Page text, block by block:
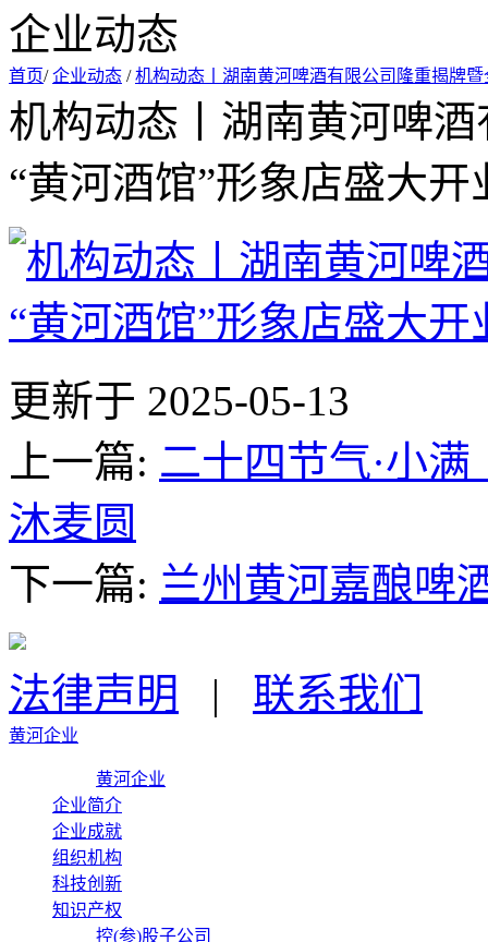
企业动态
首页/ 企业动态 / 机构动态丨湖南黄河啤酒有限公司隆重揭牌
机构动态丨湖南黄河啤
“黄河酒馆”形象店盛大开
更新于 2025-05-13
上一篇: 二十四节气·小
沐麦圆
下一篇: 兰州黄河嘉酿啤
法律声明 | 联系我们
黄河企业
黄河企业
企业简介
企业成就
组织机构
科技创新
知识产权
控(参)股子公司